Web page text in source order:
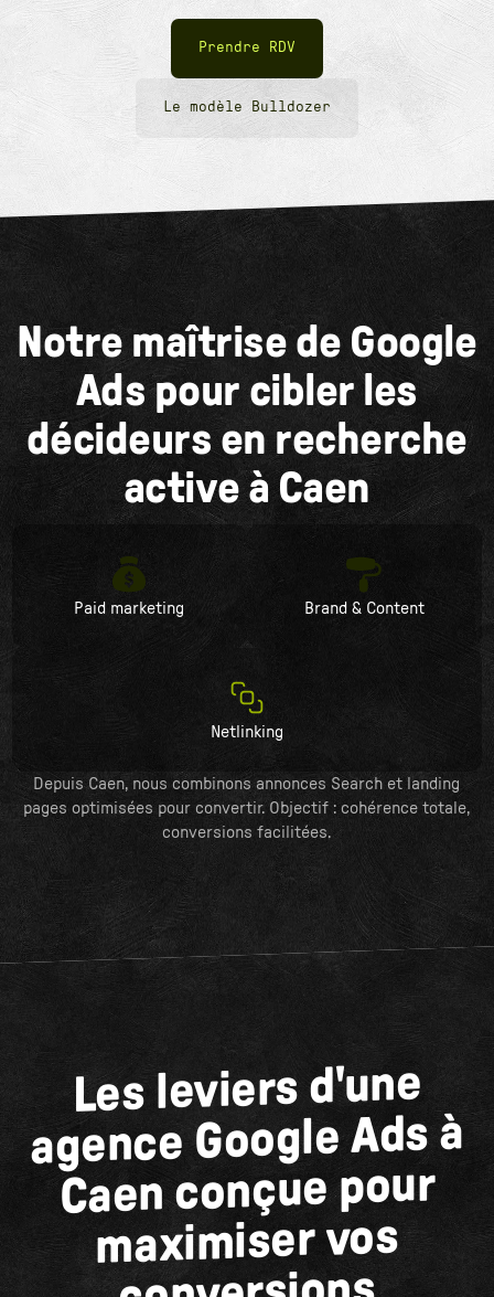
Prendre RDV
Le modèle Bulldozer
Notre maîtrise de Google
Ads pour cibler les
décideurs en recherche
active à Caen
Paid marketing Brand & Content
Netlinking
Depuis Caen, nous combinons annonces Search et landing
pages optimisées pour convertir. Objectif : cohérence totale,
conversions facilitées.
Les leviers d'une
agence Google Ads à
Caen conçue pour
maximiser vos